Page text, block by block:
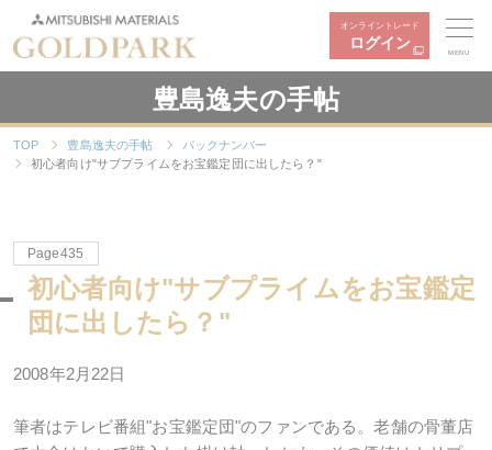
オンライントレード
ログイン
MENU
豊島逸夫の手帖
TOP 豊島逸夫の手帖
バックナンバー
初心者向け"サブプライムをお宝鑑定団に出したら？"
Page435
初心者向け"サブプライムをお宝鑑定
団に出したら？"
2008年2月22日
筆者はテレビ番組"お宝鑑定団"のファンである。老舗の骨董店